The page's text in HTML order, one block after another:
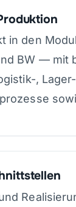
in den
BW — mit
,